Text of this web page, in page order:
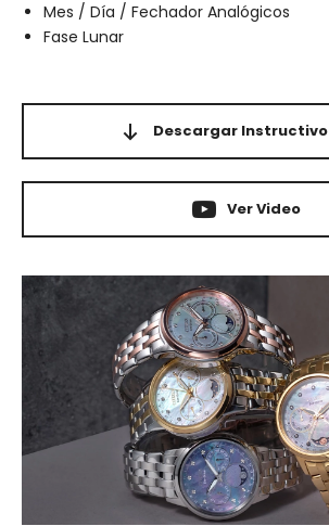
Mes / Día / Fechador Analógicos
Fase Lunar
Descargar Instructivo
Ver Video